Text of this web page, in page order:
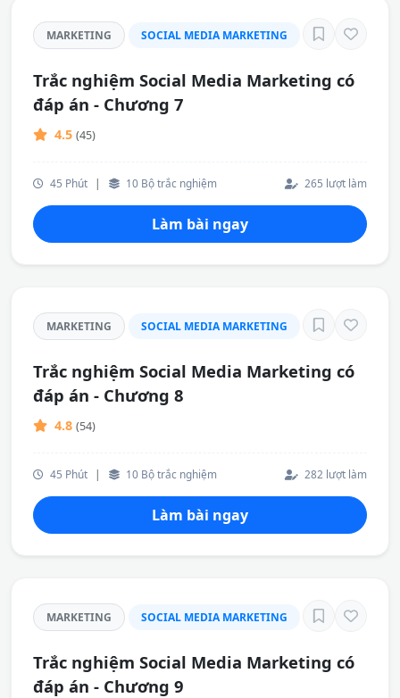
MARKETING SOCIAL MEDIA MARKETING
Trắc nghiệm Social Media Marketing có
đáp án - Chương 7
4.5 (45)
45 Phút | 10 Bộ trắc nghiệm 265 lượt làm
Làm bài ngay
MARKETING SOCIAL MEDIA MARKETING
Trắc nghiệm Social Media Marketing có
đáp án - Chương 8
4.8 (54)
45 Phút | 10 Bộ trắc nghiệm 282 lượt làm
Làm bài ngay
MARKETING SOCIAL MEDIA MARKETING
Trắc nghiệm Social Media Marketing có
đáp án - Chương 9